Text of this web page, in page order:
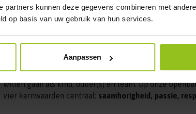
partners kunnen deze gegevens combineren met
op basis van uw gebruik van hun services.
Aanpassen
SAMEN op zoek naar
voor een fijne
De kernwaarden beschrijven onze identiteit als
willen gaan als kind, ouder(s) en team. Op onze
vier kernwaarden centraal: saamhorigheid, passie,